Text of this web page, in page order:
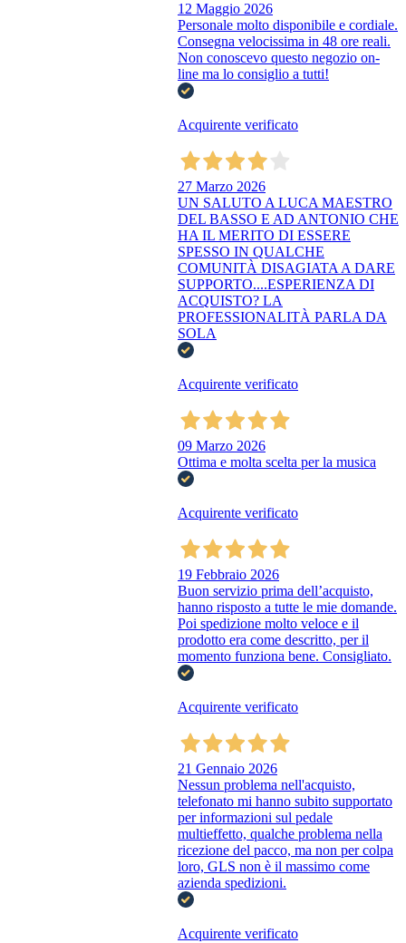
12 Maggio 2026
Personale molto disponibile e cordiale.
Consegna velocissima in 48 ore reali.
Non conoscevo questo negozio on-
line ma lo consiglio a tutti!
Acquirente verificato
27 Marzo 2026
UN SALUTO A LUCA MAESTRO
DEL BASSO E AD ANTONIO CHE
HA IL MERITO DI ESSERE
SPESSO IN QUALCHE
COMUNITÀ DISAGIATA A DARE
SUPPORTO....ESPERIENZA DI
ACQUISTO? LA
PROFESSIONALITÀ PARLA DA
SOLA
Acquirente verificato
09 Marzo 2026
Ottima e molta scelta per la musica
Acquirente verificato
19 Febbraio 2026
Buon servizio prima dell’acquisto,
hanno risposto a tutte le mie domande.
Poi spedizione molto veloce e il
prodotto era come descritto, per il
momento funziona bene. Consigliato.
Acquirente verificato
21 Gennaio 2026
Nessun problema nell'acquisto,
telefonato mi hanno subito supportato
per informazioni sul pedale
multieffetto, qualche problema nella
ricezione del pacco, ma non per colpa
loro, GLS non è il massimo come
azienda spedizioni.
Acquirente verificato